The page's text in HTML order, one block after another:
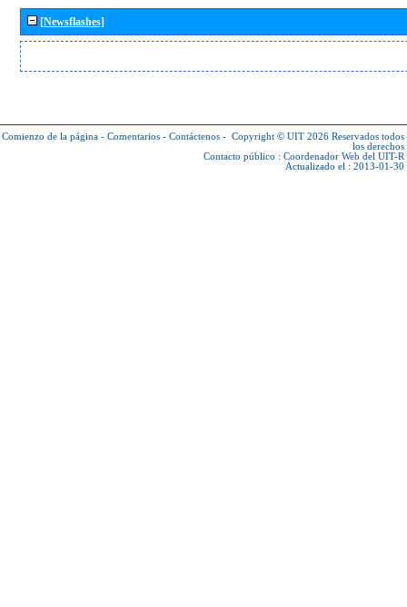
[Newsflashes]
Comienzo de la página - Comentarios - Contáctenos - Copyright © UIT 2026 Reservados todos
los derechos
Contacto público : Coordenador Web del UIT-R
Actualizado el : 2013-01-30